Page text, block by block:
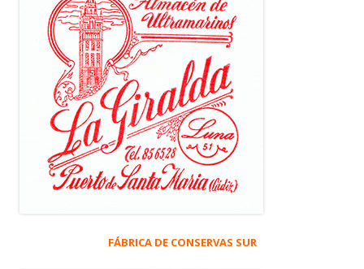
FÁBRICA DE CONSERVAS SUR